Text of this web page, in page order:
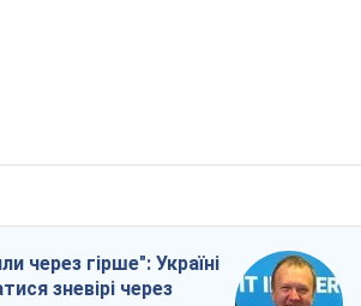
через гірше": Україні
зневірі через